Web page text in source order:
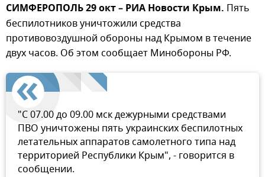
СИМФЕРОПОЛЬ 29 окт – РИА Новости Крым. Пять
беспилотников уничтожили средства
противовоздушной обороны над Крымом в течение
двух часов. Об этом сообщает Минобороны РФ.
"С 07.00 до 09.00 мск дежурными средствами
ПВО уничтожены пять украинских беспилотных
летательных аппаратов самолетного типа над
территорией Республики Крым", - говорится в
сообщении.